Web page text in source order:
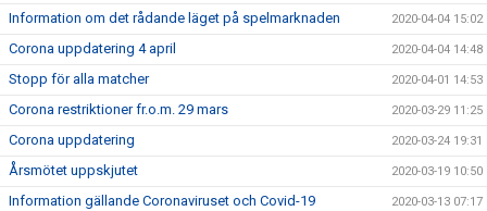
Information om det rådande läget på spelmarknaden 2020-04-04 15:02
Corona uppdatering 4 april 2020-04-04 14:48
Stopp för alla matcher 2020-04-01 14:53
Corona restriktioner fr.o.m. 29 mars 2020-03-29 11:25
Corona uppdatering 2020-03-24 19:31
Årsmötet uppskjutet 2020-03-19 10:50
Information gällande Coronaviruset och Covid-19 2020-03-13 07:17